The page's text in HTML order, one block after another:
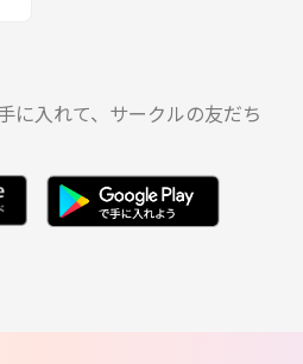
に入れて、サークルの友だち